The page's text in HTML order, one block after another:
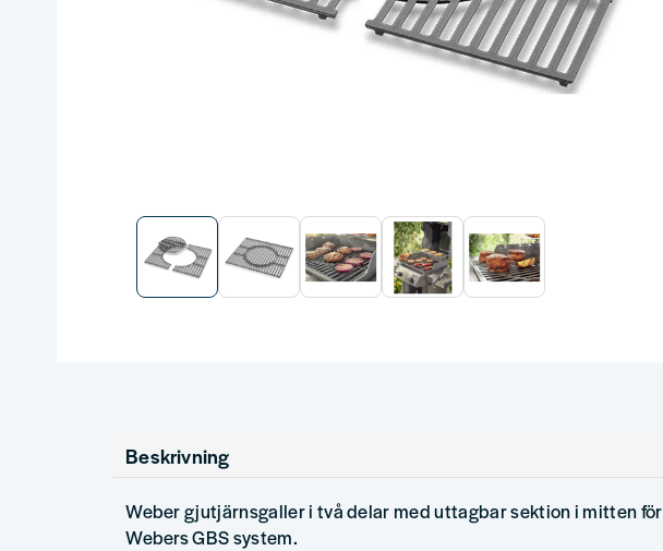
Beskrivning
Weber gjutjärnsgaller i två delar med uttagbar sektion i mitten för
Webers GBS system.